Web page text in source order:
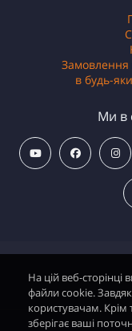
Замовлення
в будь-
Ми в
На цій веб-сторінці
файли cookie.
користувачам. Крім
зберігає ваші